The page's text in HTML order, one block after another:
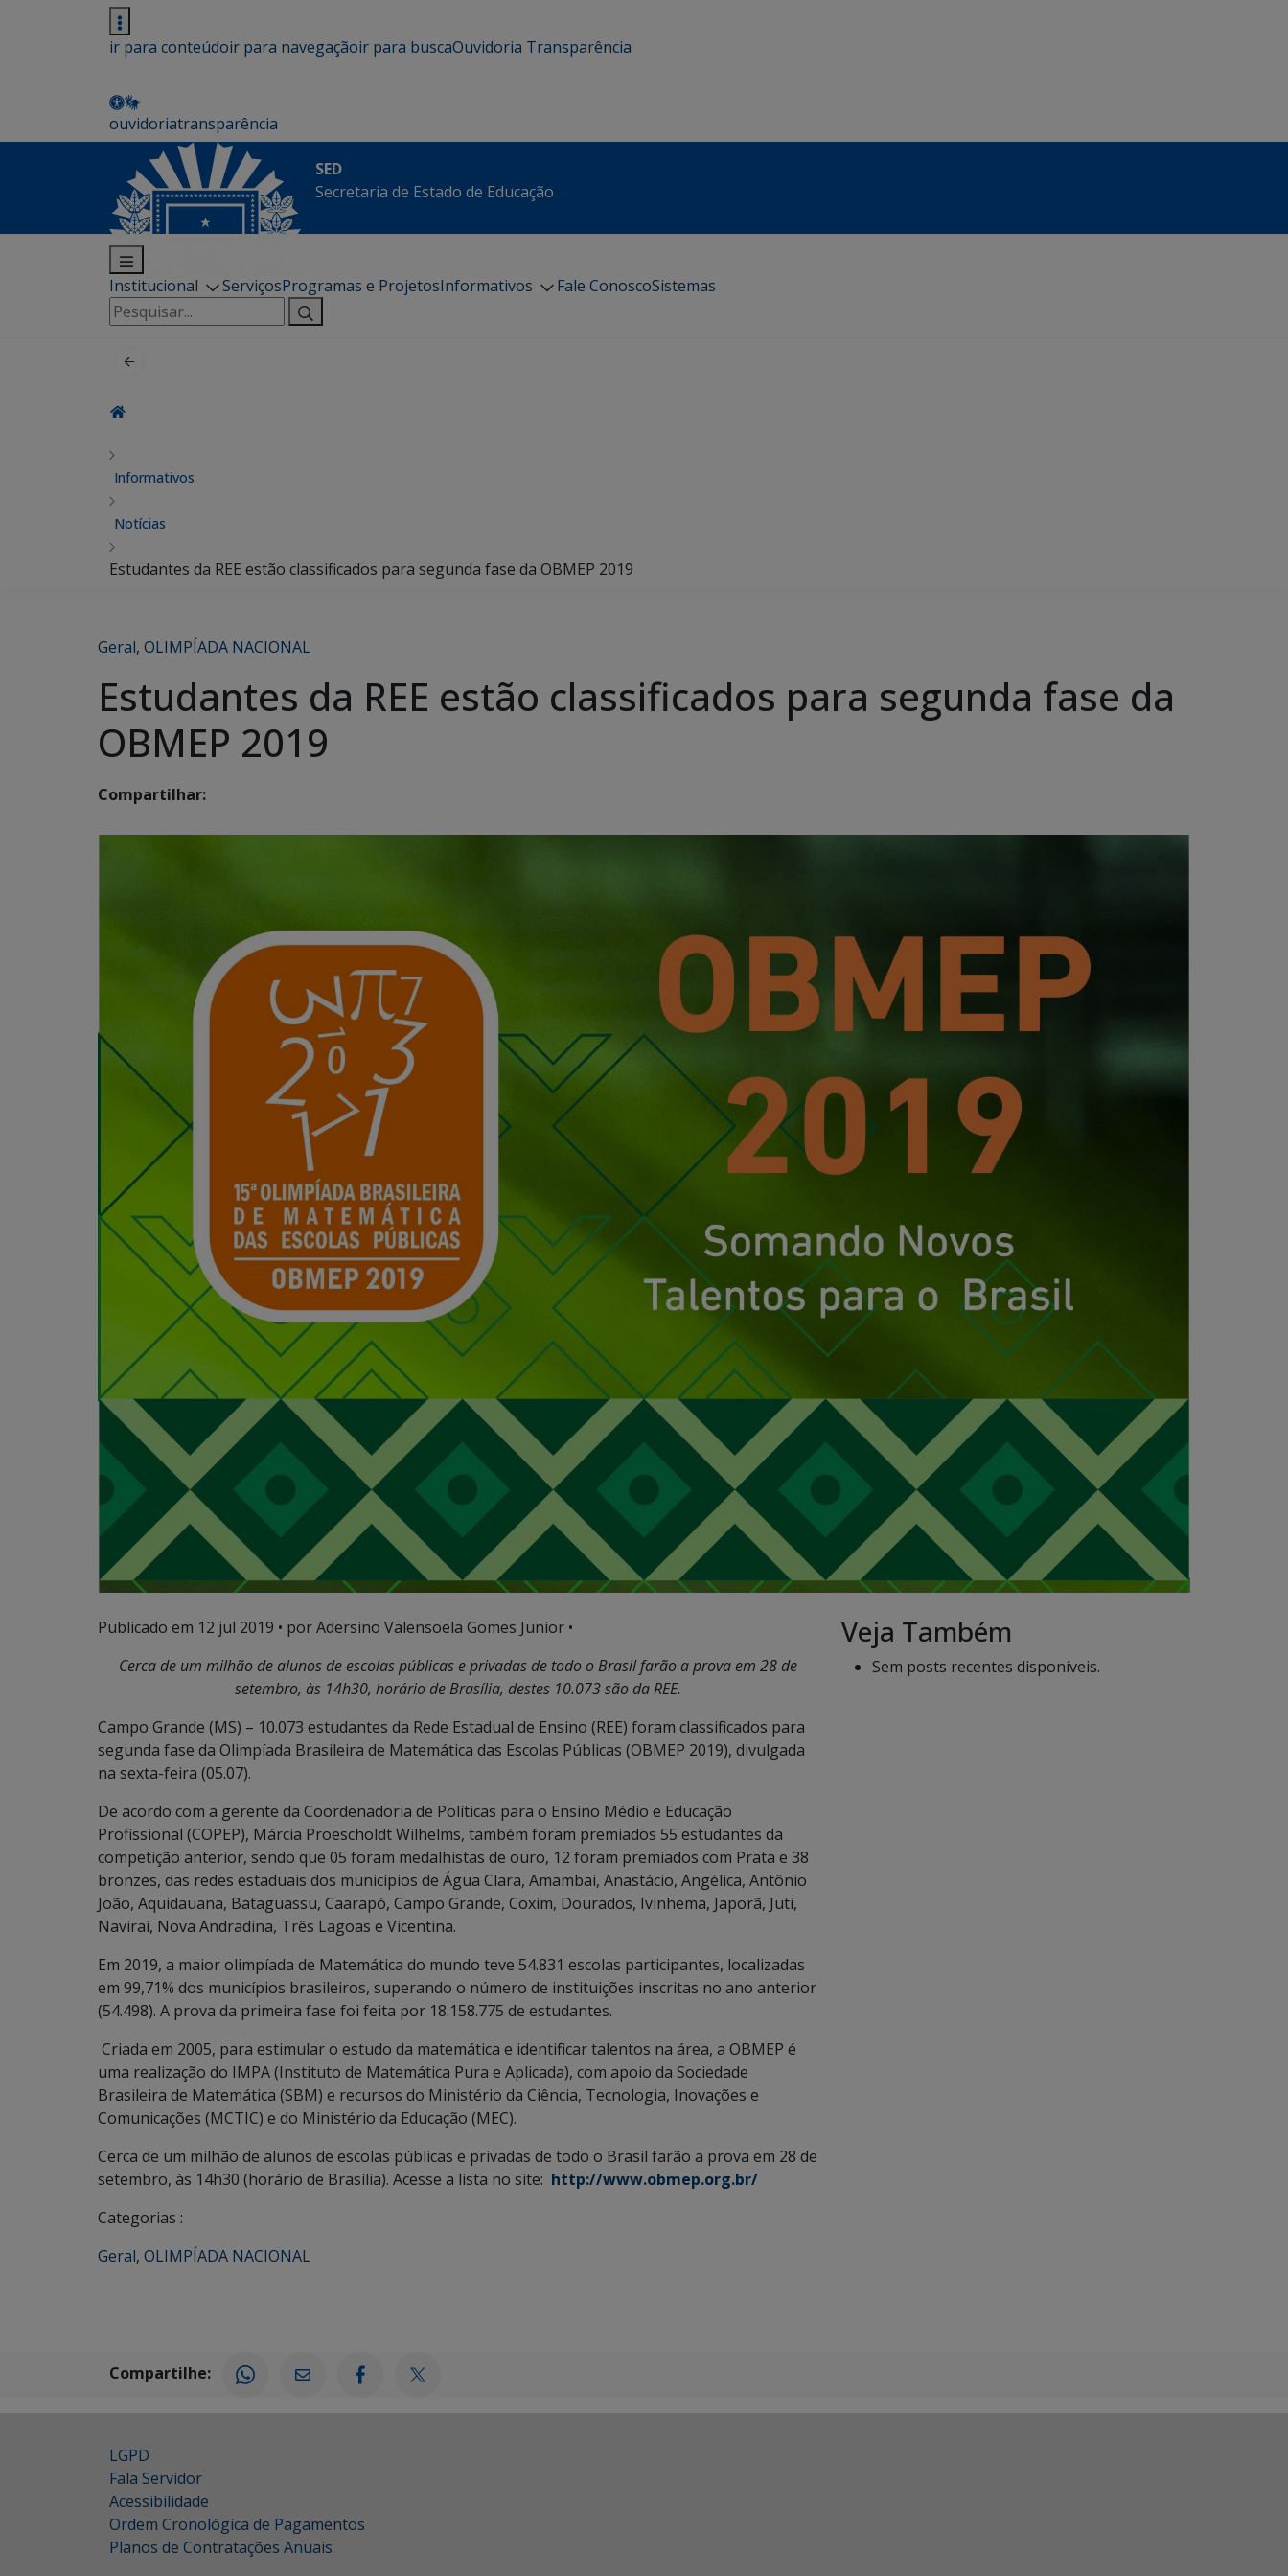
ir para conteúdoir para navegaçãoir para buscaOuvidoria Transparência
ouvidoriatransparência
SED
Secretaria de Estado de Educação
Institucional ServiçosProgramas e ProjetosInformativos Fale ConoscoSistemas
Pesquisar
por:
Informativos
Notícias
Estudantes da REE estão classificados para segunda fase da OBMEP 2019
Geral, OLIMPÍADA NACIONAL
Estudantes da REE estão classificados para segunda fase da
OBMEP 2019
Compartilhar:
Publicado em 12 jul 2019 • por Adersino Valensoela Gomes Junior •
Cerca de um milhão de alunos de escolas públicas e privadas de todo o Brasil farão a prova em 28 de
setembro, às 14h30, horário de Brasília, destes 10.073 são da REE.
Campo Grande (MS) – 10.073 estudantes da Rede Estadual de Ensino (REE) foram classificados para
segunda fase da Olimpíada Brasileira de Matemática das Escolas Públicas (OBMEP 2019), divulgada
na sexta-feira (05.07).
De acordo com a gerente da Coordenadoria de Políticas para o Ensino Médio e Educação
Profissional (COPEP), Márcia Proescholdt Wilhelms, também foram premiados 55 estudantes da
competição anterior, sendo que 05 foram medalhistas de ouro, 12 foram premiados com Prata e 38
bronzes, das redes estaduais dos municípios de Água Clara, Amambai, Anastácio, Angélica, Antônio
João, Aquidauana, Bataguassu, Caarapó, Campo Grande, Coxim, Dourados, Ivinhema, Japorã, Juti,
Naviraí, Nova Andradina, Três Lagoas e Vicentina.
Em 2019, a maior olimpíada de Matemática do mundo teve 54.831 escolas participantes, localizadas
em 99,71% dos municípios brasileiros, superando o número de instituições inscritas no ano anterior
(54.498). A prova da primeira fase foi feita por 18.158.775 de estudantes.
Criada em 2005, para estimular o estudo da matemática e identificar talentos na área, a OBMEP é
uma realização do IMPA (Instituto de Matemática Pura e Aplicada), com apoio da Sociedade
Brasileira de Matemática (SBM) e recursos do Ministério da Ciência, Tecnologia, Inovações e
Comunicações (MCTIC) e do Ministério da Educação (MEC).
Cerca de um milhão de alunos de escolas públicas e privadas de todo o Brasil farão a prova em 28 de
setembro, às 14h30 (horário de Brasília). Acesse a lista no site: http://www.obmep.org.br/
Categorias :
Geral, OLIMPÍADA NACIONAL
Veja Também
Sem posts recentes disponíveis.
Compartilhe:
LGPD
Fala Servidor
Acessibilidade
Ordem Cronológica de Pagamentos
Planos de Contratações Anuais